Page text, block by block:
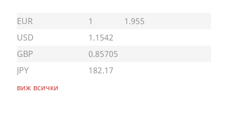
EUR 1
1.955
USD
1.1542
GBP
0.85705
JPY
182.17
виж всички